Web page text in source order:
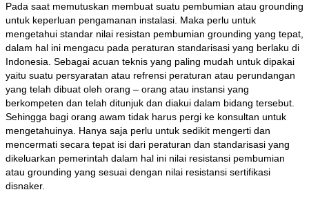
Pada saat memutuskan membuat suatu pembumian atau grounding
untuk keperluan pengamanan instalasi. Maka perlu untuk
mengetahui standar nilai resistan pembumian grounding yang tepat,
dalam hal ini mengacu pada peraturan standarisasi yang berlaku di
Indonesia. Sebagai acuan teknis yang paling mudah untuk dipakai
yaitu suatu persyaratan atau refrensi peraturan atau perundangan
yang telah dibuat oleh orang – orang atau instansi yang
berkompeten dan telah ditunjuk dan diakui dalam bidang tersebut.
Sehingga bagi orang awam tidak harus pergi ke konsultan untuk
mengetahuinya. Hanya saja perlu untuk sedikit mengerti dan
mencermati secara tepat isi dari peraturan dan standarisasi yang
dikeluarkan pemerintah dalam hal ini nilai resistansi pembumian
atau grounding yang sesuai dengan nilai resistansi sertifikasi
disnaker.